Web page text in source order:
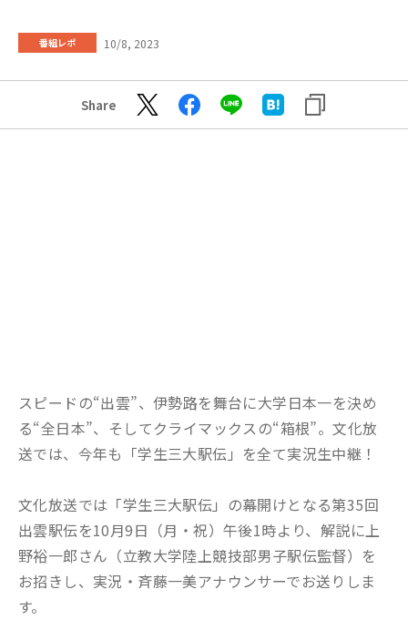
番組レポ 10/8, 2023
Share
スピードの“出雲”、伊勢路を舞台に大学日本一を決め
る“全日本”、そしてクライマックスの“箱根”。文化放
送では、今年も「学生三大駅伝」を全て実況生中継！
文化放送では「学生三大駅伝」の幕開けとなる第35回
出雲駅伝を10月9日（月・祝）午後1時より、解説に上
野裕一郎さん（立教大学陸上競技部男子駅伝監督）を
お招きし、実況・斉藤一美アナウンサーでお送りしま
す。